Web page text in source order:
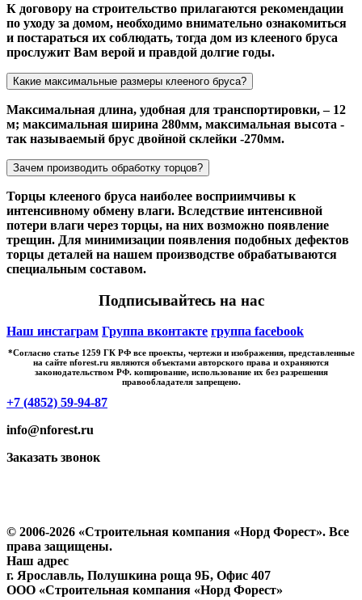
К договору на строительство прилагаются рекомендации
по уходу за домом, необходимо внимательно ознакомиться
и постараться их соблюдать, тогда дом из клееного бруса
прослужит Вам верой и правдой долгие годы.
Какие максимальные размеры клееного бруса?
Максимальная длина, удобная для транспортировки, – 12
м; максимальная ширина 280мм, максимальная высота -
так называемый брус двойной склейки -270мм.
Зачем производить обработку торцов?
Торцы клееного бруса наиболее восприимчивы к
интенсивному обмену влаги. Вследствие интенсивной
потери влаги через торцы, на них возможно появление
трещин. Для минимизации появления подобных дефектов
торцы деталей на нашем производстве обрабатываются
специальным составом.
Подписывайтесь на нас
Наш инстаграм Группа вконтакте группа facebook
*Cогласно статье 1259 ГК РФ все проекты, чертежи и изображения, представленные
на сайте nforest.ru являются объектами авторского права и охраняются
законодательством РФ. копирование, использование их без разрешения
правообладателя запрещено.
+7 (4852) 59-94-87
info@nforest.ru
Заказать звонок
© 2006-2026 «Строительная компания «Норд Форест». Все
права защищены.
Наш адрес
г. Ярославль, Полушкина роща 9Б, Офис 407
ООО «Строительная компания «Норд Форест»